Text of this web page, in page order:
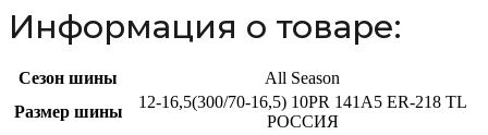
Информация о товаре:
Сезон шины
All Season
Размер шины
12-16,5(300/70-16,5) 10PR 141A5 ER-218 TL
РОССИЯ